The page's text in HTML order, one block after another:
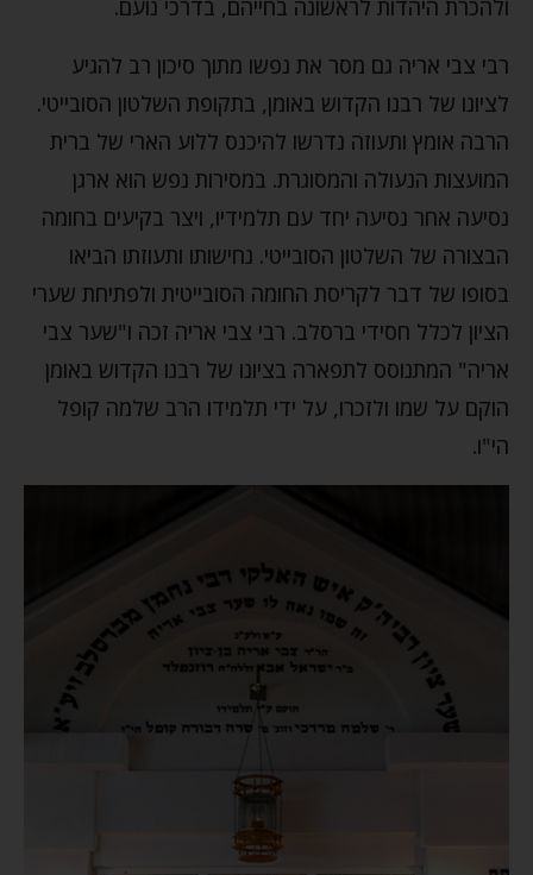
ולהכרת היהדות לראשונה בחייהם, בדרכי נועם.
רבי צבי אריה גם מסר את נפשו מתוך סיכון רב להגיע
לציונו של רבנו הקדוש באומן, בתקופת השלטון הסובייטי.
הרבה אומץ ותעוזה נדרשו להיכנס ללוע הארי של ברית
המועצות הנעולה והמסוגרת. במסירות נפש הוא ארגן
נסיעה אחר נסיעה יחד עם תלמידיו, ויצר בקיעים בחומה
הבצורה של השלטון הסובייטי. נחישותו ותעוזתו הביאו
בסופו של דבר לקריסת החומה הסובייטית ולפתיחת שערי
הציון לכלל חסידי ברסלב. רבי צבי אריה זכה ו"שער צבי
אריה" המתנוסס לתפארה בציונו של רבנו הקדוש באומן
הוקם על שמו ולזכרו, על ידי תלמידו הרב שלמה קופל
הי"ו.